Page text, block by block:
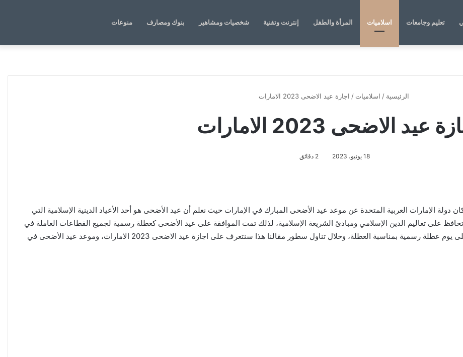
تعليم وجامعات اسلاميات المرأة والطفل إنترنت وتقنية شخصيات ومشاهير بنوك ومصارف منوعات
الرئيسية / اسلاميات / اجازة عيد الاضحى 2023 الامارات
عيد الاضحى 2023 الامارات
18 يونيو، 2023 2 دقائق
الكثير من سكان دولة الإمارات العربية المتحدة عن موعد عيد الأضحى المبارك في الإمارات حيث نعلم أن عيد الأضحى هو أحد الأعياد الدينية الإسلامية التي
تحافظ على تعاليم الدين الإسلامي ومبادئ الشريعة الإسلامية، لذلك تمت الموافقة على عيد الأضحى كعطلة رسمية لجميع القطاعات العاملة في
البلاد، وبموجبها تم اعتماد كل عام أو يحصل الموظف الخاص على يوم عطلة رسمية بمناسبة العطلة، وخلال تناول سطور مقالنا هذا سنتعرف على اجازة عيد الاضحى 2023 الامارات، وموعد عيد الأضحى في